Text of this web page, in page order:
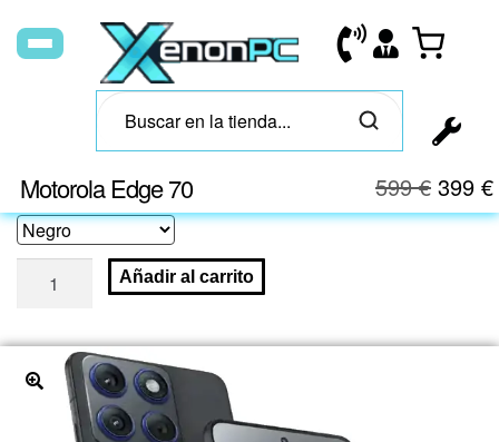
Motorola Edge 70 599€ 399 €
Añadir al carrito